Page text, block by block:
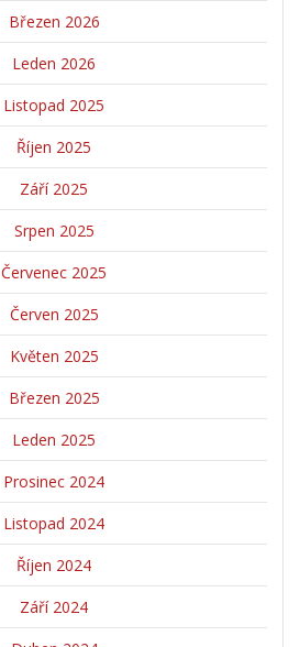
Březen 2026
Leden 2026
Listopad 2025
Říjen 2025
Září 2025
Srpen 2025
Červenec 2025
Červen 2025
Květen 2025
Březen 2025
Leden 2025
Prosinec 2024
Listopad 2024
Říjen 2024
Září 2024